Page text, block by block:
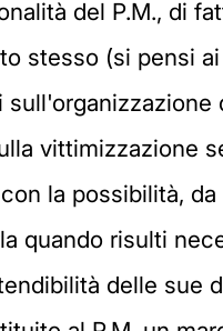
del P.M., di
stesso (si pensi
vittimizzazione
la possibilità, da
quando risulti
delle sue